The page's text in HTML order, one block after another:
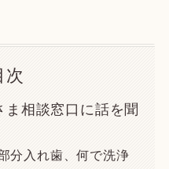
次
相談窓口に話を聞
分入れ歯、何で洗浄